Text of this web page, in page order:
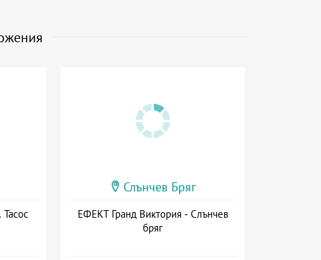
Слънчев Бряг
ЕФЕКТ Гранд Виктория - Слънчев
бряг